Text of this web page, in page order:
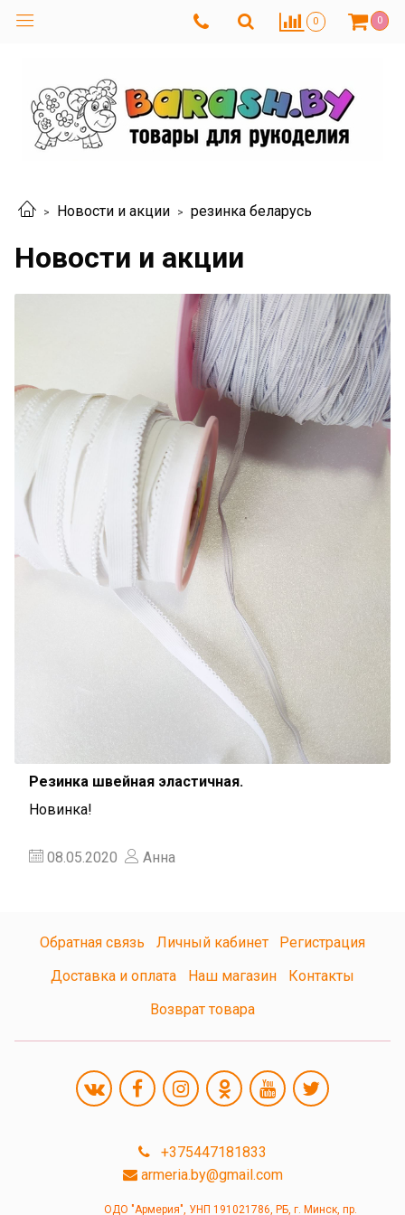
0 0
Новости и акции резинка беларусь
Новости и акции
Резинка швейная эластичная.
Новинка!
08.05.2020 Анна
Обратная связь Личный кабинет
Регистрация
Доставка и оплата
Наш магазин
Контакты
Возврат товара
+375447181833
armeria.by@gmail.com
ОДО "Армерия", УНП 191021786, РБ, г. Минск, пр.